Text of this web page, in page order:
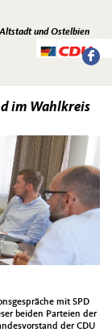
und Ostelbien
im Wahlkreis
mit SPD
beiden Parteien der
der CDU